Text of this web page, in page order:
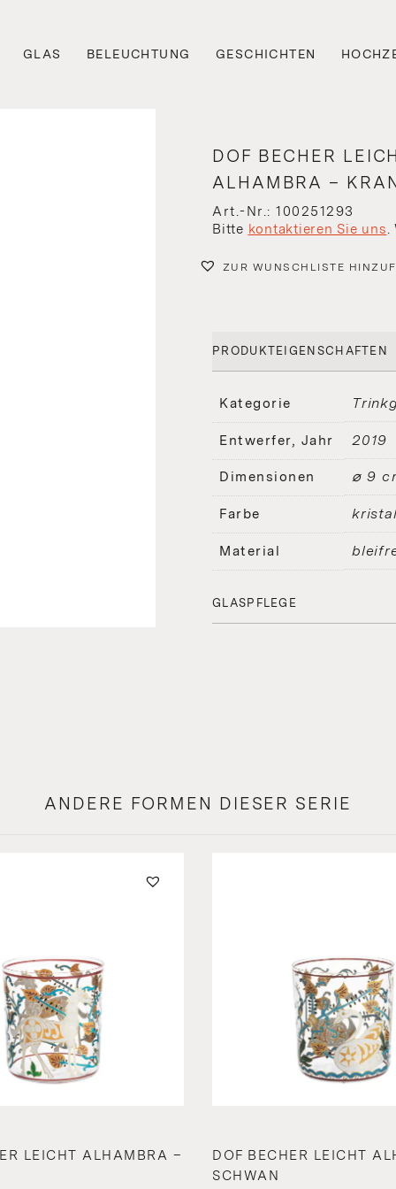
GLAS BELEUCHTUNG GESCHICHTEN
DOF BECHER
ALHAMBRA –
Art.-Nr.: 100251293
Bitte kontaktieren Sie uns.
ZUR WUNSCHLISTE
PRODUKTEIGENSCHAFTEN
Kategorie
Entwerfer, Jahr 2019
Dimensionen ⌀ 9
Farbe
Material
GLASPFLEGE
ANDERE FORMEN DIESER SERIE
LEICHT ALHAMBRA –
DOF BECHER LEICHT
SCHWAN